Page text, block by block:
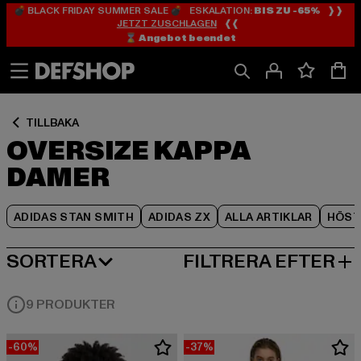
Hoppa
till
Hoppa
till
💣 BLACK FRIDAY SUMMER SALE 💣 ESKALATION:BIS ZU -65% ❱❱
JETZT ZUSCHLAGEN❰❰
⌛️ Angebot beendet
TILLBAKA
OVERSIZE KAPPA
DAMER
ADIDAS STAN SMITH ADIDAS ZX ALLA ARTIKLAR
Hoppa
till
SORTERA
MEST POPULÄRT FILTRERA EFTER
9 PRODUKTER
-60% -37%